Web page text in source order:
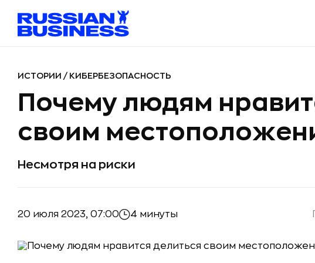
ИСТОРИИ / КИБЕРБЕЗОПАСНОСТЬ
Почему людям
своим
Несмотря на риски
20 июля 2023, 07:00 4 минуты